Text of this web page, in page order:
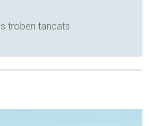
troben tancats